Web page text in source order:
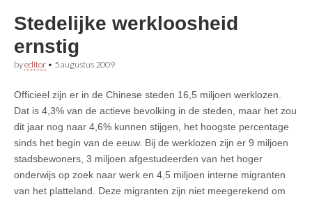
Stedelijke werkloosheid
ernstig
byeditor • 5 augustus 2009
Officieel zijn er in de Chinese steden 16,5 miljoen werklozen.
Dat is 4,3% van de actieve bevolking in de steden, maar het zou
dit jaar nog naar 4,6% kunnen stijgen, het hoogste percentage
sinds het begin van de eeuw. Bij de werklozen zijn er 9 miljoen
stadsbewoners, 3 miljoen afgestudeerden van het hoger
onderwijs op zoek naar werk en 4,5 miljoen interne migranten
van het platteland. Deze migranten zijn niet meegerekend om